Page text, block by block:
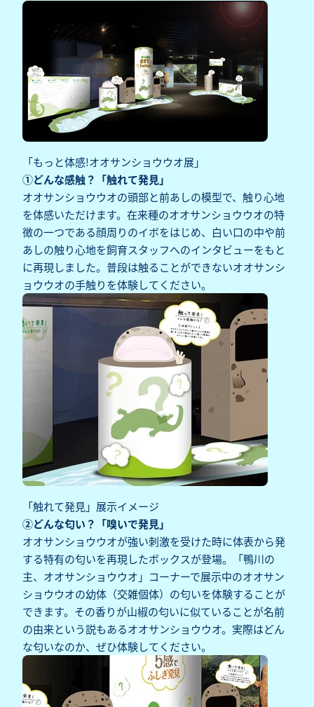
「もっと体感!オオサンショウウオ展」
①どんな感触？「触れて発見」
オオサンショウウオの頭部と前あしの模型で、触り心地
を体感いただけます。在来種のオオサンショウウオの特
徴の一つである顔周りのイボをはじめ、白い口の中や前
あしの触り心地を飼育スタッフへのインタビューをもと
に再現しました。普段は触ることができないオオサンシ
ョウウオの手触りを体験してください。
「触れて発見」展示イメージ
②どんな匂い？「嗅いで発見」
オオサンショウウオが強い刺激を受けた時に体表から発
する特有の匂いを再現したボックスが登場。「鴨川の
主、オオサンショウウオ」コーナーで展示中のオオサン
ショウウオの幼体（交雑個体）の匂いを体験することが
できます。その香りが山椒の匂いに似ていることが名前
の由来という説もあるオオサンショウウオ。実際はどん
な匂いなのか、ぜひ体験してください。